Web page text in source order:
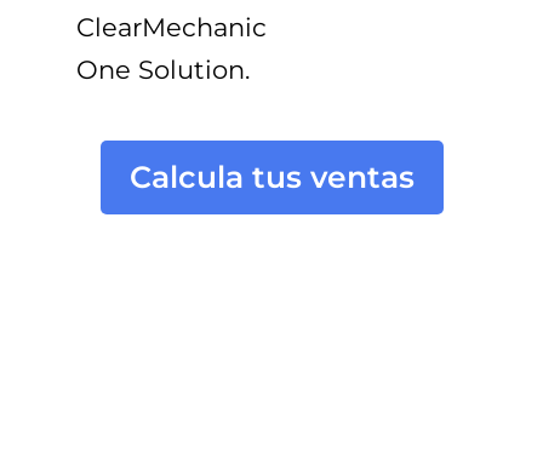
ClearMechanic
One Solution.
Calcula tus ventas